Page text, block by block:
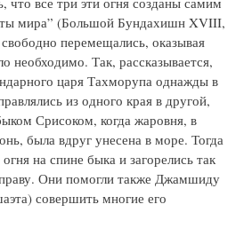
мира” (Большой Бундахишн XVIII,
перемещались, оказывая
необходимо. Так, рассказывается,
царя Тахморупа однажды в
из одного края в другой,
Срисоком, когда жаровня, в
была вдруг унесена в море. Тогда
на спине быка и загорелись так
Они помогли также Джамшиду
совершить многие его